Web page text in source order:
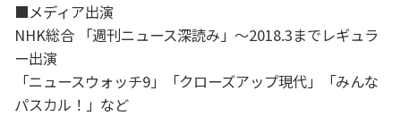
■メディア出演
NHK総合 「週刊ニュース深読み」〜2018.3までレギュラ
ー出演
「ニュースウォッチ9」「クローズアップ現代」「みんな
パスカル！」など